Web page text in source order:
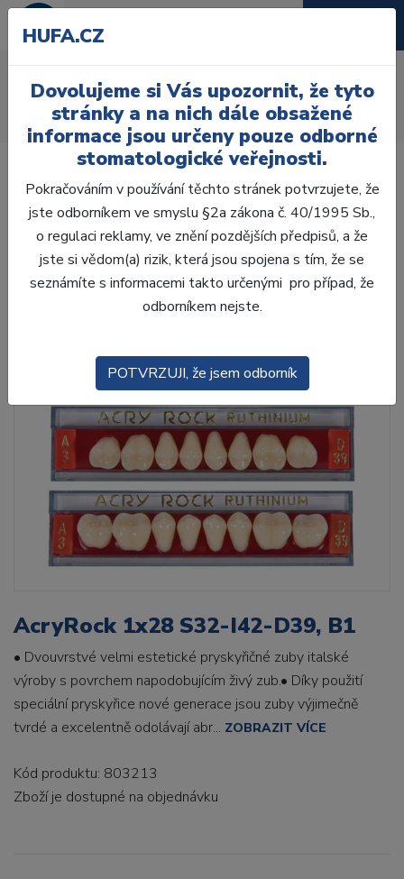
Úvod Zuby
AcryRock
AcryRock 1x28 S32-I42-D39, B1
AcryRock 1x28 S32-I42-D39, B1
• Dvouvrstvé velmi estetické pryskyřičné zuby italské
výroby s povrchem napodobujícím živý zub.• Díky použití
speciální pryskyřice nové generace jsou zuby výjimečně
tvrdé a excelentně odolávají abr... ZOBRAZIT VÍCE
Kód produktu: 803213
Zboží je dostupné na objednávku
HUFA.CZ
Dovolujeme si Vás upozornit, že tyto
stránky a na nich dále obsažené
informace jsou určeny pouze odborné
stomatologické veřejnosti.
Pokračováním v používání těchto stránek potvrzujete, že
jste odborníkem ve smyslu §2a zákona č. 40/1995 Sb.,
o regulaci reklamy, ve znění pozdějších předpisů, a že
jste si vědom(a) rizik, která jsou spojena s tím, že se
seznámíte s informacemi takto určenými pro případ, že
odborníkem nejste.
POTVRZUJI, že jsem odborník